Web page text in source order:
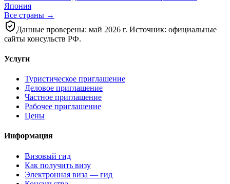
Япония
Все страны →
Данные проверены: май 2026 г. Источник: официальные
сайты консульств РФ.
Услуги
Туристическое приглашение
Деловое приглашение
Частное приглашение
Рабочее приглашение
Цены
Информация
Визовый гид
Как получить визу
Электронная виза — гид